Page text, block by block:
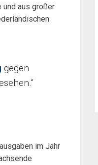
aus großer
gegen
im Jahr